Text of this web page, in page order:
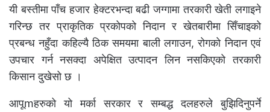
यी बस्तीमा पाँच हजार हेक्टरभन्दा बढी जग्गामा तरकारी खेती लगाइने
गरिन्छ तर प्राकृतिक प्रकोपको निदान र खेतबारीमा सिँचाइको
प्रबन्ध नहुँदा कहिल्यै ठिक समयमा बाली लगाउन, रोगको निदान एवं
उपचार गर्न नसक्दा अपेक्षित उत्पादन लिन नसकिएको तरकारी
किसान दुखेसो छ ।
आपूmहरुको यो मर्का सरकार र सम्बद्ध दलहरुले बुझिदिनुपर्ने